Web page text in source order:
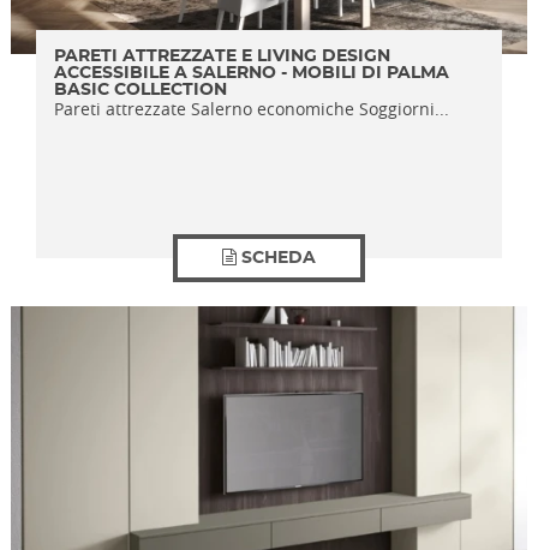
PARETI ATTREZZATE E LIVING DESIGN
ACCESSIBILE A SALERNO - MOBILI DI PALMA
BASIC COLLECTION
Pareti attrezzate Salerno economiche Soggiorni...
SCHEDA